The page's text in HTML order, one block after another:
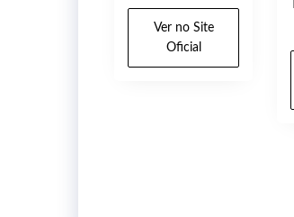
Ver no Site
Oficial